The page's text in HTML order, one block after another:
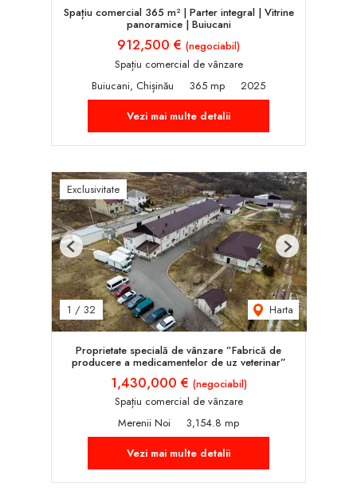
Spațiu comercial 365 m² | Parter integral | Vitrine
panoramice | Buiucani
912,500 € (negociabil)
Spațiu comercial de vânzare
Buiucani, Chișinău
365 mp
2025
Vezi mai multe detalii
Exclusivitate
1 / 32 Harta
Previous Next
Proprietate specială de vânzare ”Fabrică de
producere a medicamentelor de uz veterinar”
1,430,000 € (negociabil)
Spațiu comercial de vânzare
Merenii Noi
3,154.8 mp
Vezi mai multe detalii